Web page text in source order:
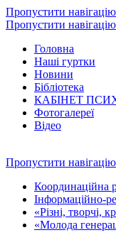
Пропустити навігацію
Пропустити навігацію
Головна
Наші гуртки
Новини
Бібліотека
КАБІНЕТ
Фотогалереї
Відео
Пропустити навігацію
Координаційна
Інформаційно-
«Різні, творчі,
«Молода